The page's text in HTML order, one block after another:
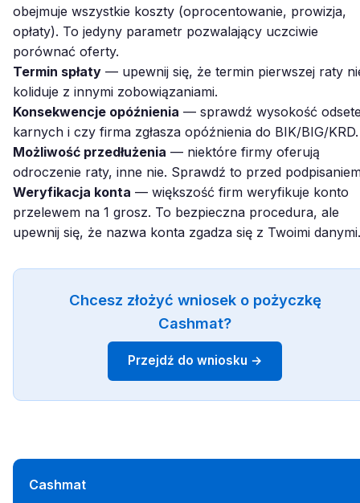
obejmuje wszystkie koszty (oprocentowanie, prowizja,
opłaty). To jedyny parametr pozwalający uczciwie
porównać oferty.
Termin spłaty — upewnij się, że termin pierwszej raty
koliduje z innymi zobowiązaniami.
Konsekwencje opóźnienia — sprawdź wysokość
karnych i czy firma zgłasza opóźnienia do BIK/BIG/KRD.
Możliwość przedłużenia — niektóre firmy oferują
odroczenie raty, inne nie. Sprawdź to przed
Weryfikacja konta — większość firm weryfikuje konto
przelewem na 1 grosz. To bezpieczna procedura, ale
upewnij się, że nazwa konta zgadza się z Twoimi danymi.
Chcesz złożyć wniosek o pożyczkę
Cashmat?
Przejdź do wniosku →
Cashmat